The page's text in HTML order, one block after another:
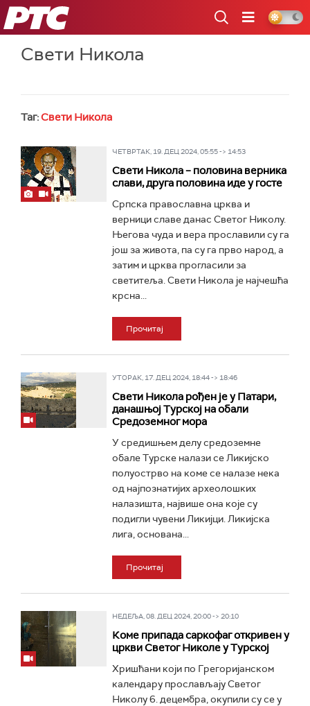
РТС
Свети Никола
Таг:Свети Никола
ЧЕТВРТАК, 19. ДЕЦ 2024, 05:55 -> 14:53
Свети Никола – половина верника
слави, друга половина иде у госте
Српска православна црква и
верници славе данас Светог Николу.
Његова чуда и вера прославили су га
још за живота, па су га прво народ, а
затим и црква прогласили за
светитеља. Свети Никола је најчешћа
крсна...
Прочитај
УТОРАК, 17. ДЕЦ 2024, 18:44 -> 18:46
Свети Никола рођен је у Патари,
данашњој Турској на обали
Средоземног мора
У средишњем делу средоземне
обале Турске налази се Ликијско
полуострво на коме се налазе нека
од најпознатијих археолошких
налазишта, највише она које су
подигли чувени Ликијци. Ликијска
лига, основана...
Прочитај
НЕДЕЉА, 08. ДЕЦ 2024, 20:00 -> 20:10
Коме припада саркофаг откривен у
цркви Светог Николе у Турској
Хришћани који по Грегоријанском
календару прослављају Светог
Николу 6. децембра, окупили су се у